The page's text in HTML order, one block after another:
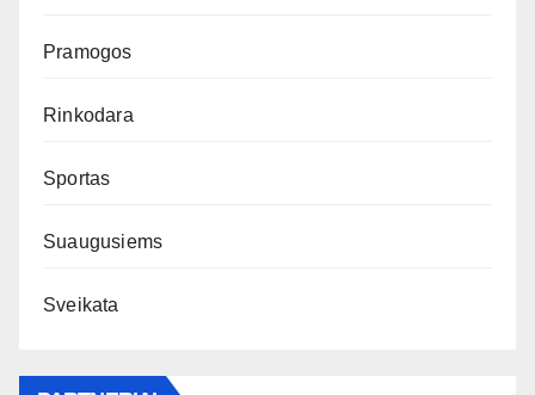
Pramogos
Rinkodara
Sportas
Suaugusiems
Sveikata